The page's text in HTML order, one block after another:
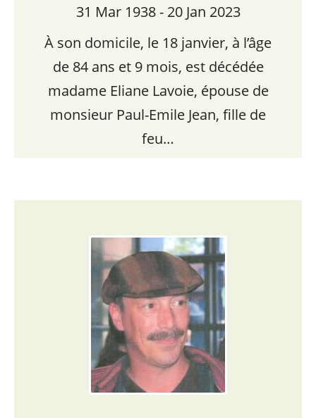
31 Mar 1938 - 20 Jan 2023
À son domicile, le 18 janvier, à l’âge
de 84 ans et 9 mois, est décédée
madame Eliane Lavoie, épouse de
monsieur Paul-Emile Jean, fille de
feu…